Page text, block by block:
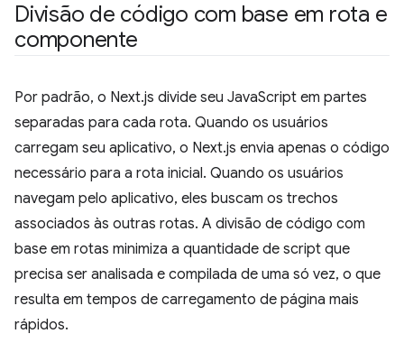
Divisão de código com base em rota e
componente
Por padrão, o Next.js divide seu JavaScript em partes
separadas para cada rota. Quando os usuários
carregam seu aplicativo, o Next.js envia apenas o código
necessário para a rota inicial. Quando os usuários
navegam pelo aplicativo, eles buscam os trechos
associados às outras rotas. A divisão de código com
base em rotas minimiza a quantidade de script que
precisa ser analisada e compilada de uma só vez, o que
resulta em tempos de carregamento de página mais
rápidos.